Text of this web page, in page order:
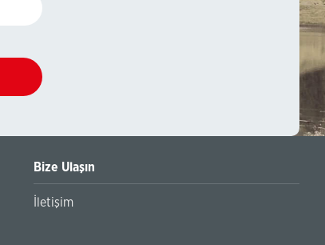
Dolandırıcılık Olaylarına Yönelik Güvenlik Uyarısı ve İzinsiz
Bize Ulaşın
İletişim